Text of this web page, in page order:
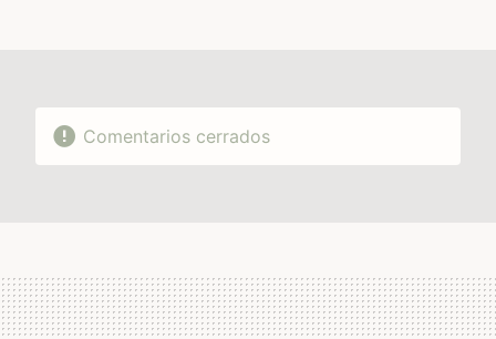
Comentarios cerrados